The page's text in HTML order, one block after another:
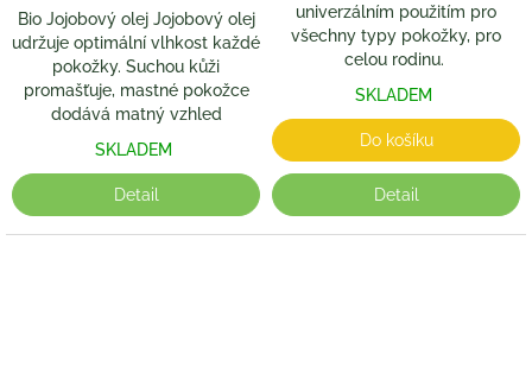
Bio Jojobový olej Jojobový olej
udržuje optimální vlhkost každé
pokožky. Suchou kůži
promašťuje, mastné pokožce
dodává matný vzhled
SKLADEM
Detail
univerzálním použitím pro
všechny typy pokožky, pro
celou rodinu.
SKLADEM
Do košíku
Detail